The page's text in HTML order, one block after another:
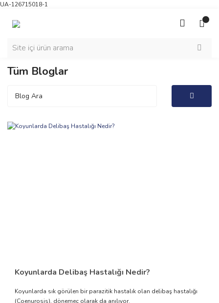
UA-126715018-1
Tüm Bloglar
Koyunlarda Delibaş Hastalığı Nedir?
Koyunlarda sık görülen bir parazitik hastalık olan delibaş hastalığı
(Coenurosis), dönemeç olarak da anılıyor.